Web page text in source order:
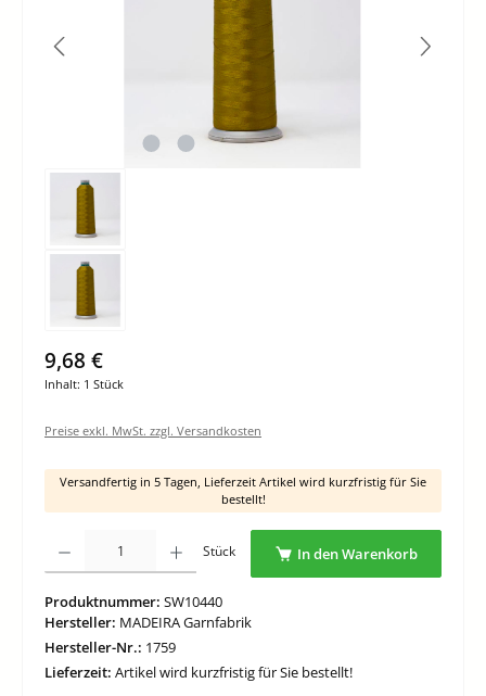
9,68 €
Inhalt: 1 Stück
Preise exkl. MwSt. zzgl. Versandkosten
Versandfertig in 5 Tagen, Lieferzeit Artikel wird kurzfristig für Sie
bestellt!
Produkt Anzahl: Gib den gewünschten Wert ein oder benutze die Schaltflächen um
Stück In den Warenkorb
Produktnummer: SW10440
Hersteller: MADEIRA Garnfabrik
Hersteller-Nr.: 1759
Lieferzeit: Artikel wird kurzfristig für Sie bestellt!